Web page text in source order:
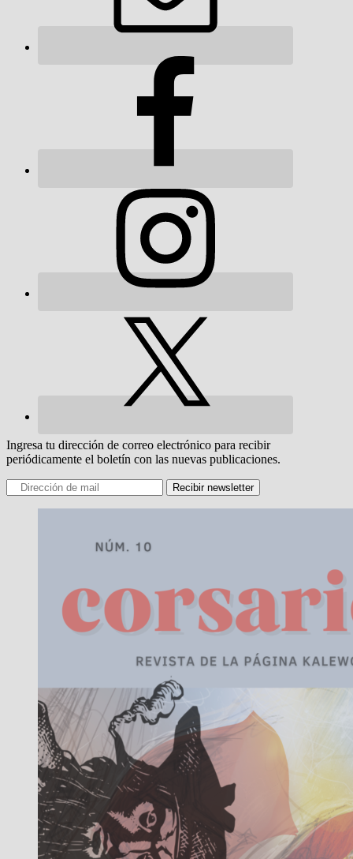
Ingresa tu dirección de correo electrónico para recibir
periódicamente el boletín con las nuevas publicaciones.
Recibir newsletter